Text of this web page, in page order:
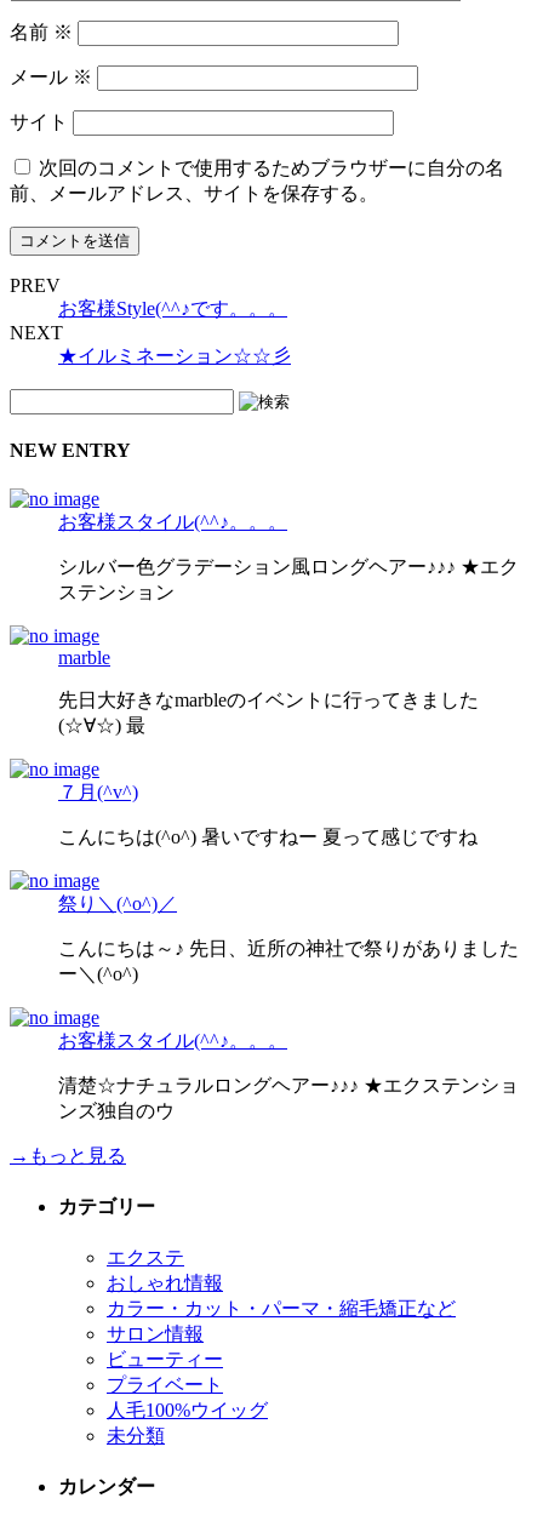
名前 ※
メール ※
サイト
次回のコメントで使用するためブラウザーに自分の名
前、メールアドレス、サイトを保存する。
PREV
お客様Style(^^♪です。。。
NEXT
★イルミネーション☆☆彡
NEW ENTRY
お客様スタイル(^^♪。。。
シルバー色グラデーション風ロングヘアー♪♪♪ ★エク
ステンション
marble
先日大好きなmarbleのイベントに行ってきました
(☆∀☆) 最
７月(^v^)
こんにちは(^o^) 暑いですねー 夏って感じですね
祭り＼(^o^)／
こんにちは～♪ 先日、近所の神社で祭りがありました
ー＼(^o^)
お客様スタイル(^^♪。。。
清楚☆ナチュラルロングヘアー♪♪♪ ★エクステンショ
ンズ独自のウ
→もっと見る
カテゴリー
エクステ
おしゃれ情報
カラー・カット・パーマ・縮毛矯正など
サロン情報
ビューティー
プライベート
人毛100%ウイッグ
未分類
カレンダー